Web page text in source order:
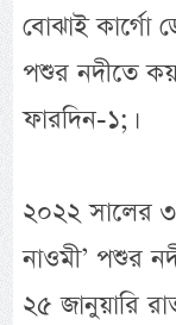
বোঝাই কার্গো
পশুর নদীতে
ফারদিন-১;।
২০২২ সালের
নাওমী’ পশুর
২৫ জানুয়ারি